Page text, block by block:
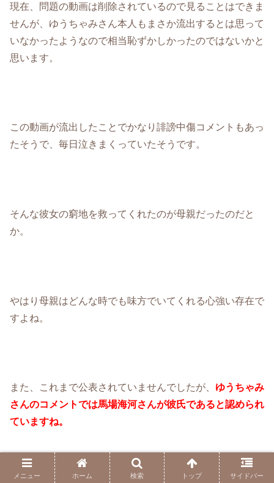
現在、問題の動画は削除されているので見ることはできま
せんが、ゆうちゃみさん本人もまさか流出するとは思って
いなかったようなので相当恥ずかしかったのではないかと
思います。
この動画が流出したことでかなり誹謗中傷コメントもあっ
たそうで、毎日泣きまくっていたそうです。
そんな彼女の窮地を救ってくれたのが母親だったのだと
か。
やはり母親はどんな時でも味方でいてくれる心強い存在で
すよね。
また、これまで公表されていませんでしたが、 ゆうちゃみ
さんのコメントでは馬場海河さんが彼氏であると認められ
ていますね。
メニュー ホーム 検索 トップ サイドバー